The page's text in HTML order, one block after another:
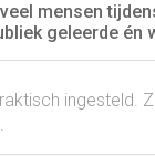
mensen
geleerde én
ingesteld.